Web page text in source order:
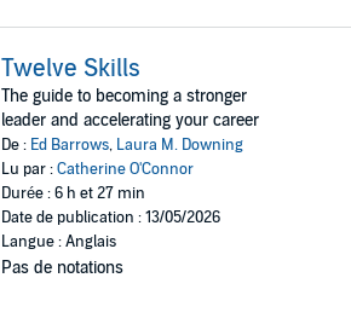
Twelve Skills
The guide to becoming a stronger
leader and accelerating your career
De : Ed Barrows, Laura M. Downing
Lu par :Catherine O'Connor
Durée : 6 h et 27 min
Date de publication : 13/05/2026
Langue : Anglais
Pas de notations